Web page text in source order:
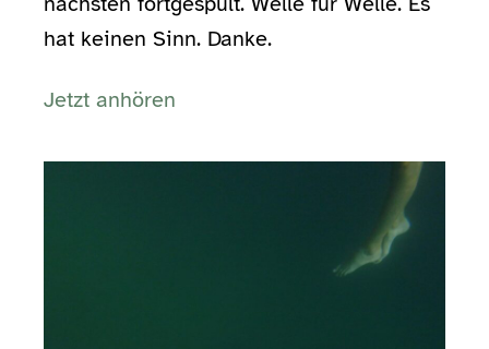
hat keinen Sinn. Danke.
Jetzt anhören